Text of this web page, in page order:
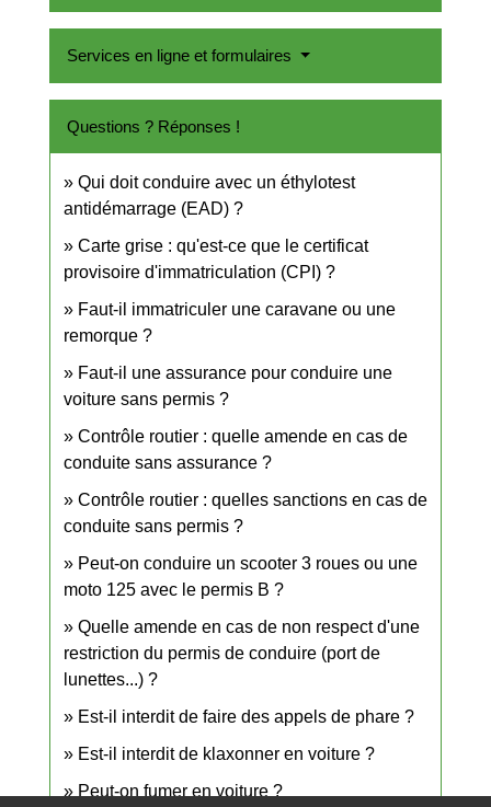
Services en ligne et formulaires
Questions ? Réponses !
Qui doit conduire avec un éthylotest
antidémarrage (EAD) ?
Carte grise : qu'est-ce que le certificat
provisoire d'immatriculation (CPI) ?
Faut-il immatriculer une caravane ou une
remorque ?
Faut-il une assurance pour conduire une
voiture sans permis ?
Contrôle routier : quelle amende en cas de
conduite sans assurance ?
Contrôle routier : quelles sanctions en cas de
conduite sans permis ?
Peut-on conduire un scooter 3 roues ou une
moto 125 avec le permis B ?
Quelle amende en cas de non respect d'une
restriction du permis de conduire (port de
lunettes...) ?
Est-il interdit de faire des appels de phare ?
Est-il interdit de klaxonner en voiture ?
Peut-on fumer en voiture ?